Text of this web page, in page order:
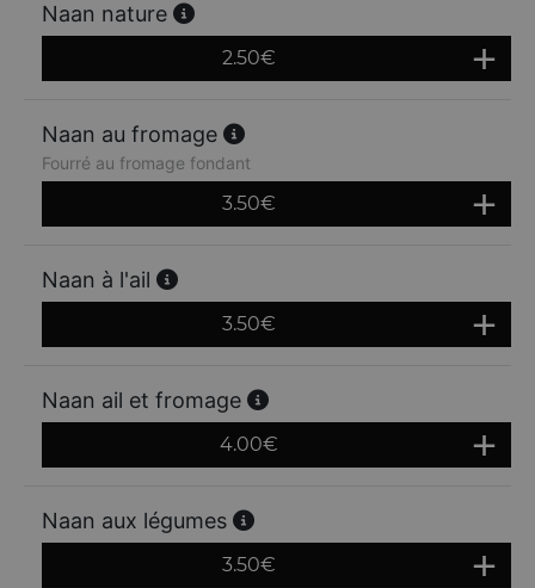
Naan nature
2.50€
Naan au fromage
Fourré au fromage fondant
3.50€
Naan à l'ail
3.50€
Naan ail et fromage
4.00€
Naan aux légumes
3.50€